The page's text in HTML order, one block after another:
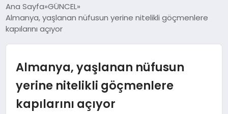
SPOR
MAGAZIN
Ana Sayfa GÜNCEL
Almanya, yaşlanan nüfusun yerine nitelikli göçmenlere
kapılarını açıyor
Almanya, yaşlanan nüfusun
yerine nitelikli göçmenlere
kapılarını açıyor